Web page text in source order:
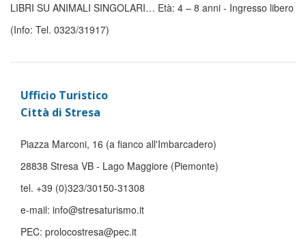
LIBRI SU ANIMALI SINGOLARI… Età: 4 – 8 anni - Ingresso libero
(Info: Tel. 0323/31917)
Ufficio Turistico
Città di Stresa
Piazza Marconi, 16 (a fianco all'Imbarcadero)
28838 Stresa VB - Lago Maggiore (Piemonte)
tel. +39 (0)323/30150-31308
e-mail: info@stresaturismo.it
PEC: prolocostresa@pec.it